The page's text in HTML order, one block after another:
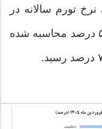
تورم سالانه در
پایان فروردین ماه ۱۴۰۵ معادل ۵۳.۷ درصد محاسبه شده